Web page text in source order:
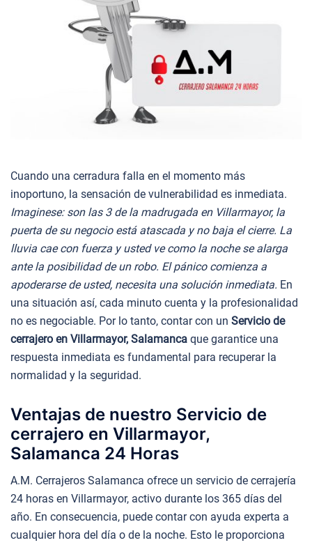
Cuando una cerradura falla en el momento más
inoportuno, la sensación de vulnerabilidad es inmediata.
Imaginese: son las 3 de la madrugada en Villarmayor, la
puerta de su negocio está atascada y no baja el cierre. La
lluvia cae con fuerza y usted ve como la noche se alarga
ante la posibilidad de un robo. El pánico comienza a
apoderarse de usted, necesita una solución inmediata. En
una situación así, cada minuto cuenta y la profesionalidad
no es negociable. Por lo tanto, contar con un Servicio de
cerrajero en Villarmayor, Salamanca que garantice una
respuesta inmediata es fundamental para recuperar la
normalidad y la seguridad.
Ventajas de nuestro Servicio de
cerrajero en Villarmayor,
Salamanca 24 Horas
A.M. Cerrajeros Salamanca ofrece un servicio de cerrajería
24 horas en Villarmayor, activo durante los 365 días del
año. En consecuencia, puede contar con ayuda experta a
cualquier hora del día o de la noche. Esto le proporciona